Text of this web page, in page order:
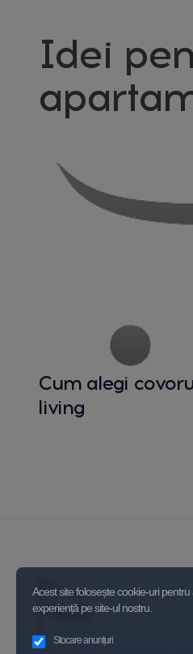
Idei
Cum alegi
living
Acest site folosește cookie-uri
experiență pe site-ul nostru.
Stocare anunțuri